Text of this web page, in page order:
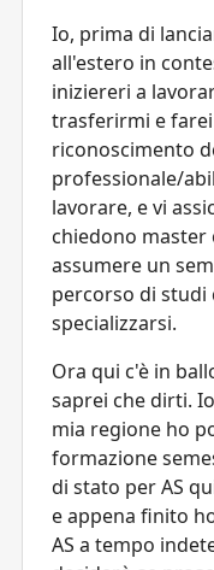
Io, prima di
all'estero in
iniziereri a
trasferirmi e
riconoscimento
professionale/
lavorare, e vi
chiedono master
assumere un
percorso di
specializzarsi.
Ora qui c'è in
saprei che dirti.
mia regione ho
formazione
di stato per AS
e appena finito
AS a tempo